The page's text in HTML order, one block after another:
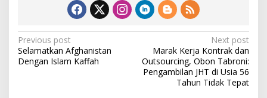
P
o
Previous post
Selamatkan Afghanistan
Dengan Islam Kaffah
Next post
Marak Kerja Kontrak dan
Outsourcing, Obon Tabroni:
Pengambilan JHT di Usia 56
Tahun Tidak Tepat